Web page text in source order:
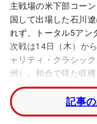
主戦場の米下部コー
国して出場した石川
れず、トータル5アン
次戦は14日（木）か
ャリティ・クラシッ
州）。和合で得た収
かる一戦に臨む。
1番でバーディを奪
記事